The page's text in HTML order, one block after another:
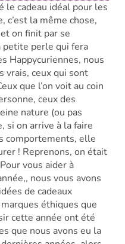
le cadeau idéal pour les
c’est la même chose,
on finit par se
petite perle qui fera
Happycuriennes, nous
vrais, ceux qui sont
que l’on voit au coin
ceux des
nature (ou pas
si on arrive à la faire
comportements, elle
! Reprenons, on était
vous aider à
nous vous avons
de cadeaux
éthiques que
cette année ont été
que nous avons eu la